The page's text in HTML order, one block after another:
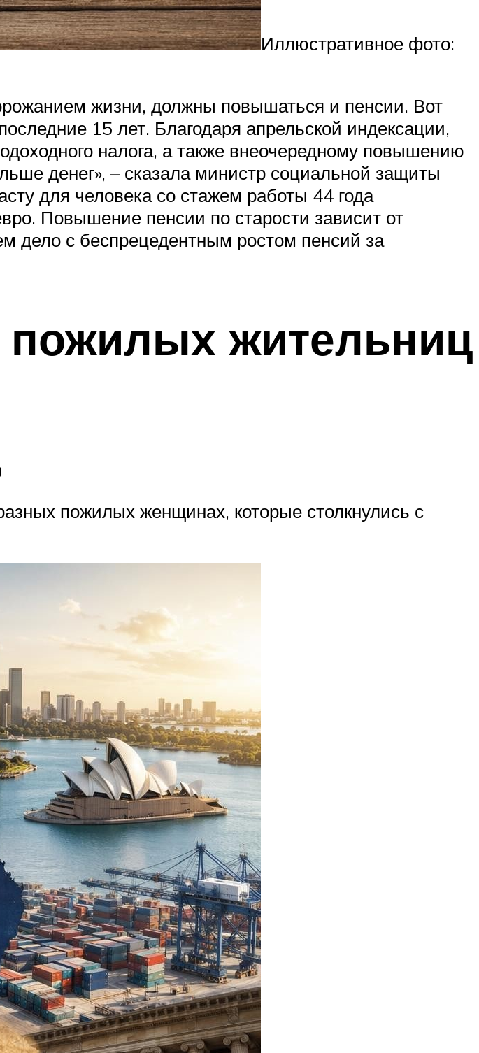
Иллюстративное фото:
жизни, должны повышаться и пенсии. Вот
15 лет. Благодаря апрельской индексации,
налога, а также внеочередному повышению
денег», – сказала министр социальной защиты
для человека со стажем работы 44 года
Повышение пенсии по старости зависит от
дело с беспрецедентным ростом пенсий за
пожилых жительниц
пожилых женщинах, которые столкнулись с